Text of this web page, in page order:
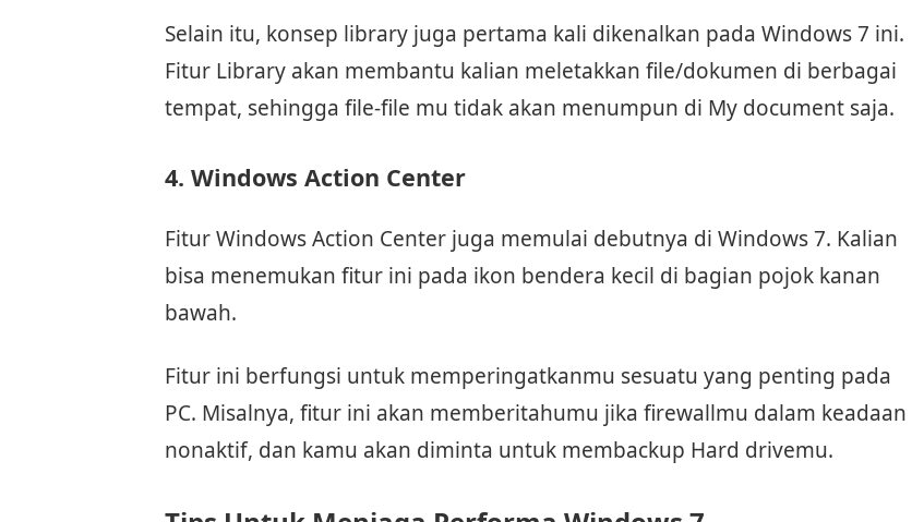
Selain itu, konsep library juga pertama kali dikenalkan pada Windows 7 ini.
Fitur Library akan membantu kalian meletakkan file/dokumen di berbagai
tempat, sehingga file-file mu tidak akan menumpun di My document saja.
4. Windows Action Center
Fitur Windows Action Center juga memulai debutnya di Windows 7. Kalian
bisa menemukan fitur ini pada ikon bendera kecil di bagian pojok kanan
bawah.
Fitur ini berfungsi untuk memperingatkanmu sesuatu yang penting pada
PC. Misalnya, fitur ini akan memberitahumu jika firewallmu dalam keadaan
nonaktif, dan kamu akan diminta untuk membackup Hard drivemu.